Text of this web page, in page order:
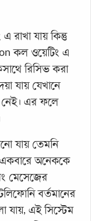
যায় কিন্তু
কল ওয়েটিং এ
রিসিভ করা
যায় যেখানে
এর ফলে
যায় তেমনি
অনেককে
মেসেজের
বর্তমানের
যায়, এই সিস্টেম